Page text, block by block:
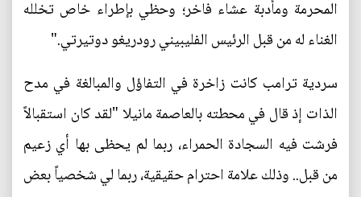
المحرمة ومأدبة عشاء فاخر؛ وحظي بإطراء خاص تخلله
الغناء له من قبل الرئيس الفليبيني رودريغو دوتيرتي."
سردية ترامب كانت زاخرة في التفاؤل والمبالغة في مدح
الذات إذ قال في محطته بالعاصمة مانيلا "لقد كان استقبالاً
فرشت فيه السجادة الحمراء، ربما لم يحظى بها أي زعيم
من قبل.. وذلك علامة احترام حقيقية، ربما لي شخصياً بعض